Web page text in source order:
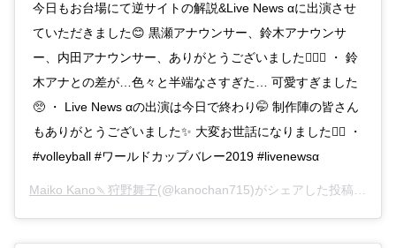
今日もお台場にて逆サイトの解説&Live News αに出演させ
ていただきました😊 黒瀬アナウンサー、鈴木アナウンサ
ー、内田アナウンサー、ありがとうございました🙇‍♀️✨ ・ 鈴
木アナとの差が…色々と半端なさすぎた… 可愛すぎました
🥺 ・ Live News αの出演は今日で終わり🤭 制作陣の皆さん
もありがとうございました✨ 大変お世話になりました🙇‍♀️ ・
#volleyball #ワールドカップバレー2019 #livenewsα
Maiko Kano🍡狩野舞子(@kanochan715)がシェアした投稿 –